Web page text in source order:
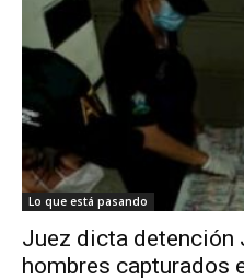
Lo que está pasando
Juez dicta detención
hombres capturados